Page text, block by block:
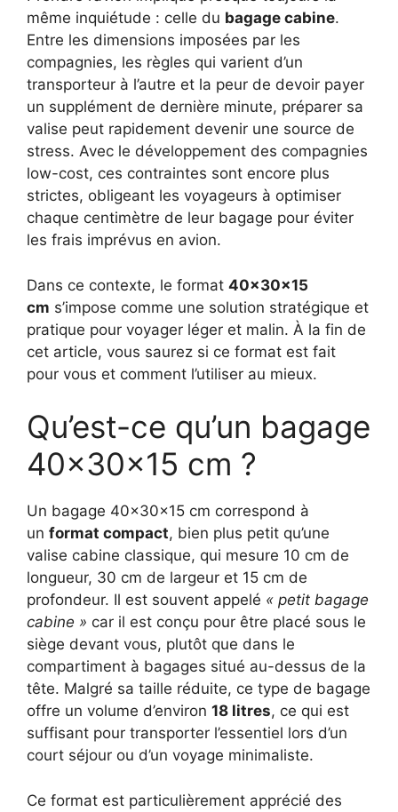
même inquiétude : celle du bagage cabine.
Entre les dimensions imposées par les
compagnies, les règles qui varient d’un
transporteur à l’autre et la peur de devoir payer
un supplément de dernière minute, préparer sa
valise peut rapidement devenir une source de
stress. Avec le développement des compagnies
low-cost, ces contraintes sont encore plus
strictes, obligeant les voyageurs à optimiser
chaque centimètre de leur bagage pour éviter
les frais imprévus en avion.
Dans ce contexte, le format 40x30x15
cm s’impose comme une solution stratégique et
pratique pour voyager léger et malin. À la fin de
cet article, vous saurez si ce format est fait
pour vous et comment l’utiliser au mieux.
Qu’est-ce qu’un bagage
40x30x15 cm ?
Un bagage 40x30x15 cm correspond à
un format compact, bien plus petit qu’une
valise cabine classique, qui mesure 10 cm de
longueur, 30 cm de largeur et 15 cm de
profondeur. Il est souvent appelé « petit bagage
cabine » car il est conçu pour être placé sous le
siège devant vous, plutôt que dans le
compartiment à bagages situé au-dessus de la
tête. Malgré sa taille réduite, ce type de bagage
offre un volume d’environ 18 litres, ce qui est
suffisant pour transporter l’essentiel lors d’un
court séjour ou d’un voyage minimaliste.
Ce format est particulièrement apprécié des